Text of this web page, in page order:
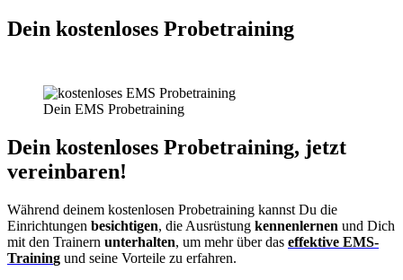
Dein kostenloses Probetraining
Dein EMS Probetraining
Dein kostenloses Probetraining, jetzt
vereinbaren!
Während deinem kostenlosen Probetraining kannst Du die
Einrichtungen besichtigen, die Ausrüstung kennenlernen und Dich
mit den Trainern unterhalten, um mehr über das effektive EMS-
Training und seine Vorteile zu erfahren.